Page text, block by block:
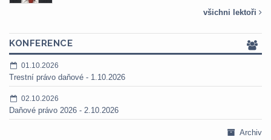
všichni lektoři
KONFERENCE
01.10.2026
Trestní právo daňové - 1.10.2026
02.10.2026
Daňové právo 2026 - 2.10.2026
Archiv